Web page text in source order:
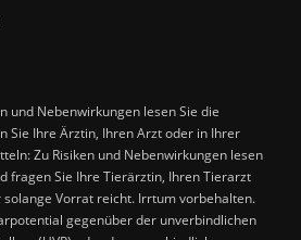
und Nebenwirkungen lesen Sie die
Sie Ihre Ärztin, Ihren Arzt oder in Ihrer
Zu Risiken und Nebenwirkungen lesen
fragen Sie Ihre Tierärztin, Ihren Tierarzt
Vorrat reicht. Irrtum vorbehalten.
gegenüber der unverbindlichen